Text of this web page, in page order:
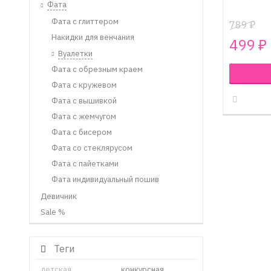
Фата
Фата с глиттером
Накидки для венчания
Вуалетки
Фата с обрезным краем
Фата с кружевом
Фата с вышивкой
Фата с жемчугом
Фата с бисером
Фата со стеклярусом
Фата с пайетками
Фата индивидуальный пошив
Девичник
Sale %
Теги
789₽
499 ₽